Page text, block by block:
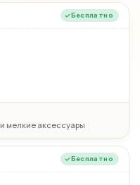
Бесплатно
и мелкие аксессуары
Бесплатно